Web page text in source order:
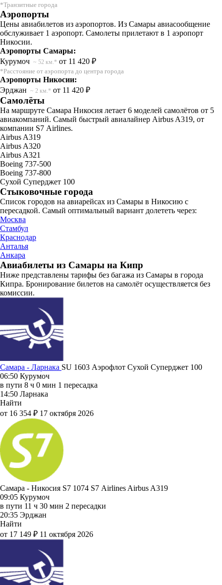
*Транзитные города
Аэропорты
Цены авиабилетов из аэропортов. Из Самары авиасообщение
обслуживает 1 аэропорт. Самолеты прилетают в 1 аэропорт
Никосии.
Аэропорты Самары:
Курумоч ~ 52 км.* от 11 420 ₽
*Расстояние от аэропорта до центра города
Аэропорты Никосии:
Эрджан ~ 2 км.* от 11 420 ₽
Самолёты
На маршруте Самара Никосия летает 6 моделей самолётов от 5
авиакомпаний. Самый быстрый авиалайнер Airbus A319, от
компании S7 Airlines.
Airbus A319
Airbus A320
Airbus A321
Boeing 737-500
Boeing 737-800
Сухой Суперджет 100
Стыковочные города
Список городов на авиарейсах из Самары в Никосию с
пересадкой. Самый оптимальный вариант долететь через:
Москва
Стамбул
Краснодар
Анталья
Анкара
Авиабилеты из Самары на Кипр
Ниже представлены тарифы без багажа из Самары в города
Кипра. Бронирование билетов на самолёт осуществляется без
комиссии.
Самара - Ларнака SU 1603 Аэрофлот Сухой Суперджет 100
06:50 Курумоч
в пути 8 ч 0 мин 1 пересадка
14:50 Ларнака
Найти
от 16 354 ₽ 17 октября 2026
Самара - Никосия S7 1074 S7 Airlines Airbus A319
09:05 Курумоч
в пути 11 ч 30 мин 2 пересадки
20:35 Эрджан
Найти
от 17 149 ₽ 11 октября 2026